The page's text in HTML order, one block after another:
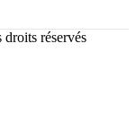
réservés